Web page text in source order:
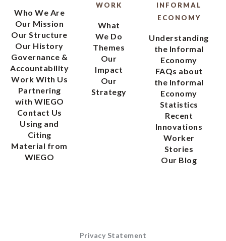
Who We Are
Our Mission
Our Structure
Our History
Governance &
Accountability
Work With Us
Partnering
with WIEGO
Contact Us
Using and
Citing
Material from
WIEGO
WORK
What
We Do
Themes
Our
Impact
Our
Strategy
INFORMAL
ECONOMY
Understanding
the Informal
Economy
FAQs about
the Informal
Economy
Statistics
Recent
Innovations
Worker
Stories
Our Blog
Privacy Statement